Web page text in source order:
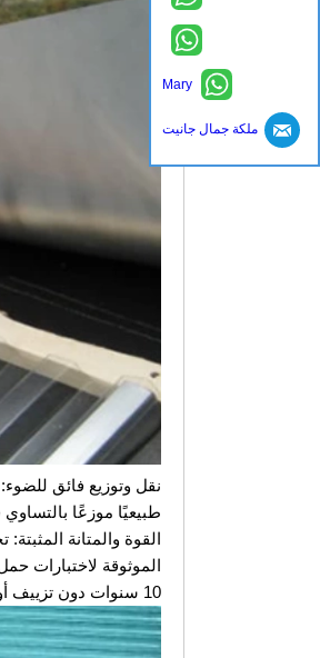
طبيعيًا موزعًا
القوة والمتانة
10 سنوات دون تزييف أو تدهور كبير نتيجة التعرض للأشعة فوق البنفسجية.
Mary
ملكة جمال جانيت